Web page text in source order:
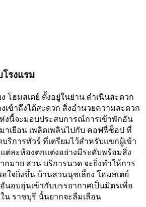
โรงแรม
มสเตย์ ตั้งอยู่ในย่าน ดำเนินสะดวก
เข้าถึงได้สะดวก สิ่งอำนวยความสะดวก
งนี้จะมอบประสบการณ์การเข้าพักอัน
เยือน เพลิดเพลินไปกับ คอฟฟี่ช็อป ที่
ริการทัวร์ ที่เตรียมไว้สำหรับแขกผู้เข้า
ต่ละห้องตกแต่งอย่างมีระดับพร้อมสิ่ง
มาย สวน บริการนวด จะยิ่งทำให้การ
จยิ่งขึ้น บ้านสวนนุชเลี้ยง โฮมสเตย์
อบอุ่นเข้ากับบรรยากาศเป็นมิตรเพื่อ
น ราชบุรี นั้นยากจะลืมเลือน